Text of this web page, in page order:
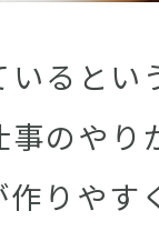
いると
事のや
作りや